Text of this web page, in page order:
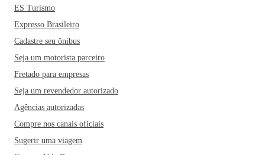
ES Turismo
Expresso Brasileiro
Cadastre seu ônibus
Seja um motorista parceiro
Fretado para empresas
Seja um revendedor autorizado
Agências autorizadas
Compre nos canais oficiais
Sugerir uma viagem